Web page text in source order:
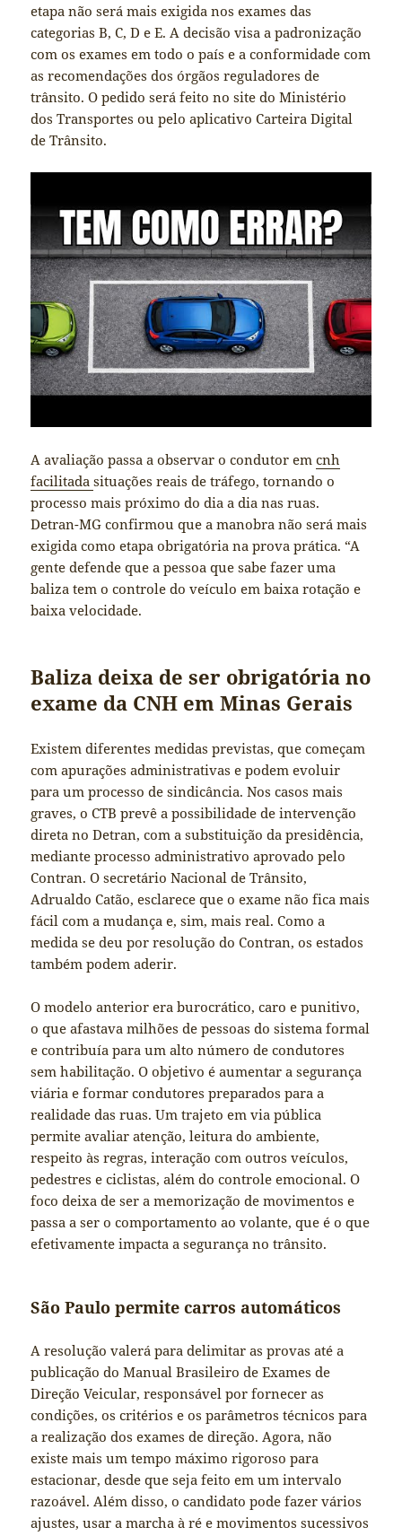
etapa não será mais exigida nos exames das
categorias B, C, D e E. A decisão visa a padronização
com os exames em todo o país e a conformidade com
as recomendações dos órgãos reguladores de
trânsito. O pedido será feito no site do Ministério
dos Transportes ou pelo aplicativo Carteira Digital
de Trânsito.
A avaliação passa a observar o condutor emcnh
facilitadasituações reais de tráfego, tornando o
processo mais próximo do dia a dia nas ruas.
Detran-MG confirmou que a manobra não será mais
exigida como etapa obrigatória na prova prática. “A
gente defende que a pessoa que sabe fazer uma
baliza tem o controle do veículo em baixa rotação e
baixa velocidade.
Baliza deixa de ser obrigatória no
exame da CNH em Minas Gerais
Existem diferentes medidas previstas, que começam
com apurações administrativas e podem evoluir
para um processo de sindicância. Nos casos mais
graves, o CTB prevê a possibilidade de intervenção
direta no Detran, com a substituição da presidência,
mediante processo administrativo aprovado pelo
Contran. O secretário Nacional de Trânsito,
Adrualdo Catão, esclarece que o exame não fica mais
fácil com a mudança e, sim, mais real. Como a
medida se deu por resolução do Contran, os estados
também podem aderir.
O modelo anterior era burocrático, caro e punitivo,
o que afastava milhões de pessoas do sistema formal
e contribuía para um alto número de condutores
sem habilitação. O objetivo é aumentar a segurança
viária e formar condutores preparados para a
realidade das ruas. Um trajeto em via pública
permite avaliar atenção, leitura do ambiente,
respeito às regras, interação com outros veículos,
pedestres e ciclistas, além do controle emocional. O
foco deixa de ser a memorização de movimentos e
passa a ser o comportamento ao volante, que é o que
efetivamente impacta a segurança no trânsito.
São Paulo permite carros automáticos
A resolução valerá para delimitar as provas até a
publicação do Manual Brasileiro de Exames de
Direção Veicular, responsável por fornecer as
condições, os critérios e os parâmetros técnicos para
a realização dos exames de direção. Agora, não
existe mais um tempo máximo rigoroso para
estacionar, desde que seja feito em um intervalo
razoável. Além disso, o candidato pode fazer vários
ajustes, usar a marcha à ré e movimentos sucessivos